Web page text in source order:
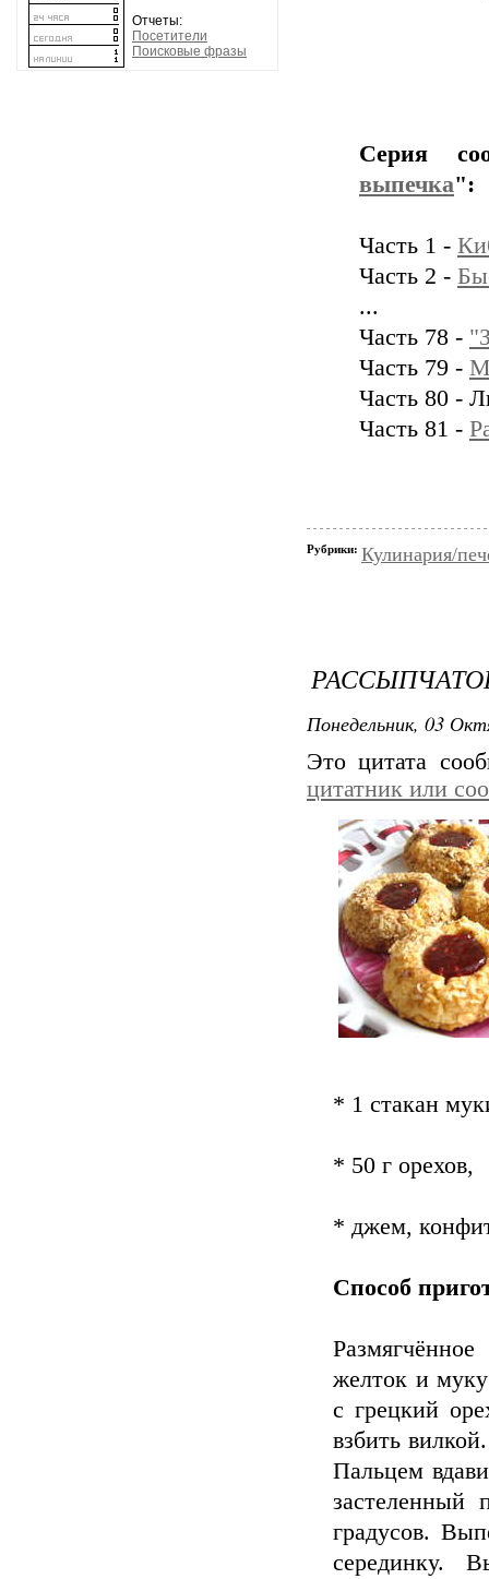
Отчеты:
Посетители
Поисковые фразы
Серия
выпечка":
Часть 1 -
Часть 2 -
...
Часть 78 -
Часть 79 -
Часть 80 -
Часть 81 -
Рубрики: Кулинария/
Понедельник, 03
Это цитата
цитатник или
* 1 стакан
* 50 г орехов,
* джем,
Способ
желток и
с грецкий
взбить
Пальцем
застеленный
градусов.
серединку.